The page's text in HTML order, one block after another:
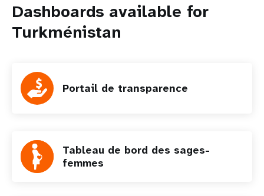
Dashboards available for
Turkménistan
Portail de transparence
Tableau de bord des sages-
femmes